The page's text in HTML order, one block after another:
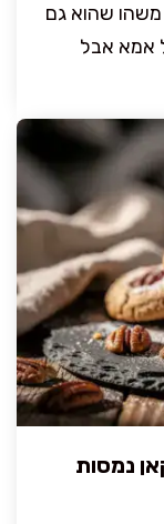
משהו שהוא גם
אמא אבל
נמסות